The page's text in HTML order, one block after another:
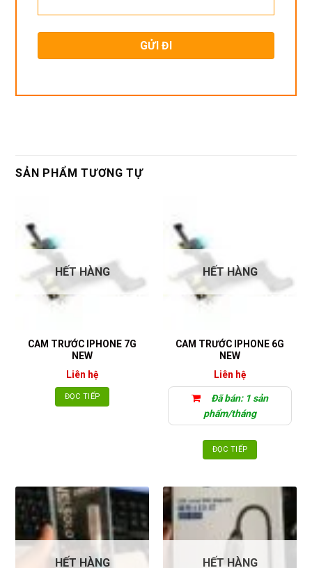
SẢN PHẨM TƯƠNG TỰ
HẾT HÀNG
CAM TRƯỚC IPHONE 7G
NEW
Liên hệ
ĐỌC TIẾP
HẾT HÀNG
CAM TRƯỚC IPHONE 6G
NEW
Liên hệ
Đã bán: 1 sản
phẩm/tháng
ĐỌC TIẾP
HẾT HÀNG HẾT HÀNG